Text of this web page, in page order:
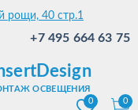
рощи, 40 стр.1
+7 495 664 63 75
ОСВЕЩЕНИЯ
0
0